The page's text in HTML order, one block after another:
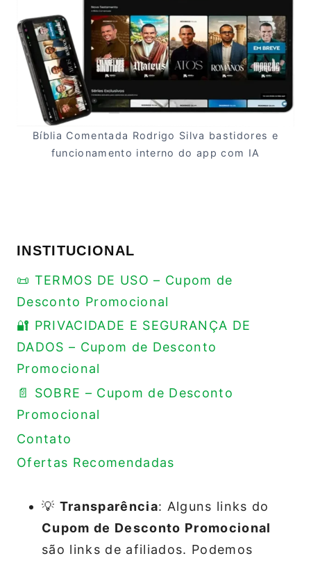
Bíblia Comentada Rodrigo Silva bastidores e
funcionamento interno do app com IA
INSTITUCIONAL
📜 TERMOS DE USO – Cupom de
Desconto Promocional
🔐 PRIVACIDADE E SEGURANÇA DE
DADOS – Cupom de Desconto
Promocional
📄 SOBRE – Cupom de Desconto
Promocional
Contato
Ofertas Recomendadas
💡 Transparência: Alguns links do
Cupom de Desconto Promocional
são links de afiliados. Podemos